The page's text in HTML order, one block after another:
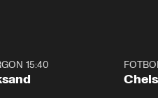
15:40 Plus